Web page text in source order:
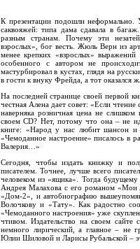
К презентации подошли неформально.
саквояжей: типа дама сдавала в
разным странам. Почему эти
взрослых», бог весть. Жюль Верн из
менее крепких «взрослых» выражений
особенного с автором не
мастурбировал в кустах, глядя на
в гости к внуку Фрейда, а тот оказался
На последней странице своей первой
честная Алена дает совет: «Если чтение
наверняка розничная цена не
своем CD? Нет, потому что она – не
книге: «Народ у нас любит шансон и
«Чемоданное настроение» писалось в
Валерия…»
Сегодня, чтобы издать книжку и
писателем. Точнее, лучше всего
человеком из «ящика». Тогда
Андрея Малахова с его романом «Мои
«Дом-2», и автобиографию
Волочкову и «Тату». Как радостно
«Чемоданного настроения» уже
чтивом. Издательство на своем сайте
немного лирический, а главное – не
Юлии Шиловой и Ларисы Рубальской –